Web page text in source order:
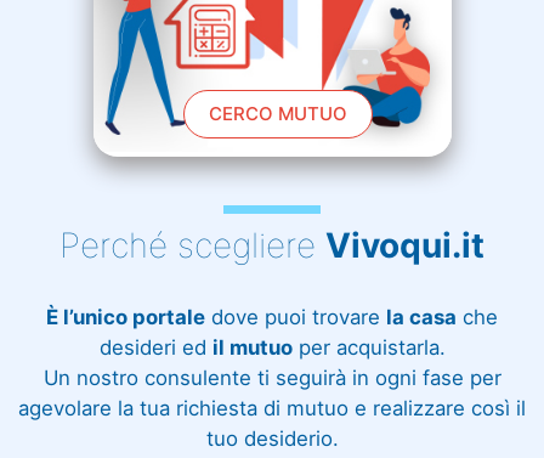
CERCO MUTUO
Perché scegliere Vivoqui.it
È l’unico portale dove puoi trovare la casa che
desideri ed il mutuoper acquistarla.
Un nostro consulente ti seguirà in ogni fase per
agevolare la tua richiesta di mutuo e realizzare così il
tuo desiderio.